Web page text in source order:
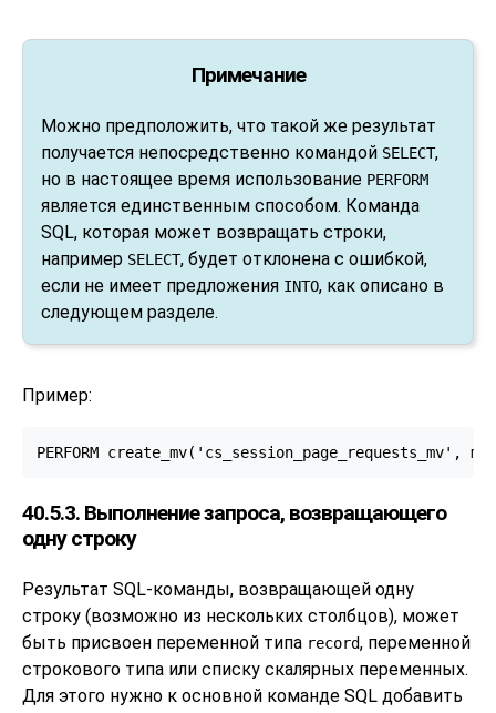
Примечание
Можно предположить, что такой же результат
получается непосредственно командой SELECT,
но в настоящее время использование PERFORM
является единственным способом. Команда
SQL, которая может возвращать строки,
например SELECT, будет отклонена с ошибкой,
если не имеет предложения INTO, как описано в
следующем разделе.
Пример:
PERFORM create_mv('cs_session_page_requests_mv',
40.5.3. Выполнение запроса, возвращающего
одну строку
Результат SQL-команды, возвращающей одну
строку (возможно из нескольких столбцов), может
быть присвоен переменной типа record, переменной
строкового типа или списку скалярных переменных.
Для этого нужно к основной команде SQL добавить